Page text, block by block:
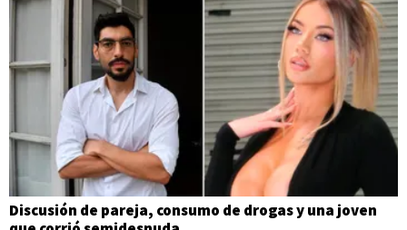
Discusión de pareja, consumo de drogas y una joven